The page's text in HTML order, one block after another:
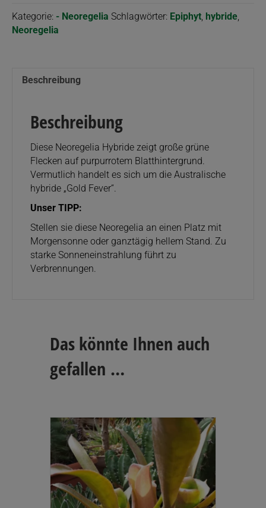
green
spots"
Menge
Kategorie: - Neoregelia Schlagwörter: Epiphyt, hybride,
Neoregelia
Beschreibung
Beschreibung
Diese Neoregelia Hybride zeigt große grüne
Flecken auf purpurrotem Blatthintergrund.
Vermutlich handelt es sich um die Australische
hybride „Gold Fever“.
Unser TIPP:
Stellen sie diese Neoregelia an einen Platz mit
Morgensonne oder ganztägig hellem Stand. Zu
starke Sonneneinstrahlung führt zu
Verbrennungen.
Das könnte Ihnen auch
gefallen …